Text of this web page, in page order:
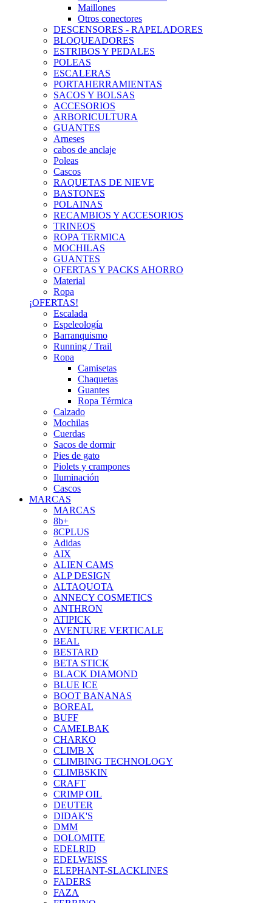
Maillones
Otros conectores
DESCENSORES - RAPELADORES
BLOQUEADORES
ESTRIBOS Y PEDALES
POLEAS
ESCALERAS
PORTAHERRAMIENTAS
SACOS Y BOLSAS
ACCESORIOS
ARBORICULTURA
GUANTES
Arneses
cabos de anclaje
Poleas
Cascos
RAQUETAS DE NIEVE
BASTONES
POLAINAS
RECAMBIOS Y ACCESORIOS
TRINEOS
ROPA TERMICA
MOCHILAS
GUANTES
OFERTAS Y PACKS AHORRO
Material
Ropa
¡OFERTAS!
Escalada
Espeleología
Barranquismo
Running / Trail
Ropa
Camisetas
Chaquetas
Guantes
Ropa Térmica
Calzado
Mochilas
Cuerdas
Sacos de dormir
Pies de gato
Piolets y crampones
Iluminación
Cascos
MARCAS
MARCAS
8b+
8CPLUS
Adidas
AIX
ALIEN CAMS
ALP DESIGN
ALTAQUOTA
ANNECY COSMETICS
ANTHRON
ATIPICK
AVENTURE VERTICALE
BEAL
BESTARD
BETA STICK
BLACK DIAMOND
BLUE ICE
BOOT BANANAS
BOREAL
BUFF
CAMELBAK
CHARKO
CLIMB X
CLIMBING TECHNOLOGY
CLIMBSKIN
CRAFT
CRIMP OIL
DEUTER
DIDAK'S
DMM
DOLOMITE
EDELRID
EDELWEISS
ELEPHANT-SLACKLINES
FADERS
FAZA